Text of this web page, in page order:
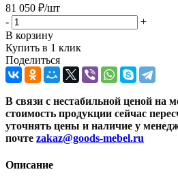
81 050 ₽/шт
-
+
В корзину
Купить в 1 клик
Поделиться
В связи с нестабильной ценой на
стоимость продукции сейчас
уточнять цены и наличие у
почте zakaz@goods-mebel.ru
Описание